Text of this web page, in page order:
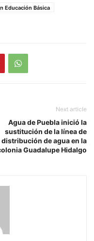
Educación Básica
Next article
Agua de Puebla inició la
sustitución de la línea de
distribución de agua en la
Guadalupe Hidalgo